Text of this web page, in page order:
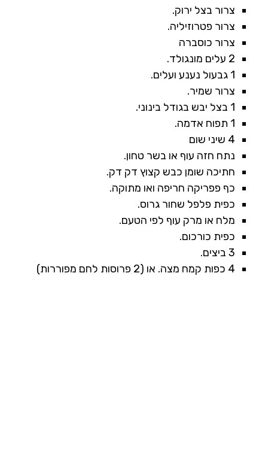
צרור בצל ירוק.
צרור פטרוזיליה.
צרור כוסברה
2 עלים מונגולד.
1 גבעול נענע ועלים.
צרור שמיר.
1 בצל יבש בגודל בינוני.
1 תפוח אדמה.
4 שיני שום
נתח חזה עוף או בשר טחון.
חתיכה שומן כבש קצוץ דק דק.
כף פפריקה חריפה ואו מתוקה.
כפית פלפל שחור גרוס.
מלח או מרק עוף לפי הטעם.
כפית כורכום.
3 ביצים.
4 כפות קמח מצה. או (2 פרוסות לחם מפוררות)